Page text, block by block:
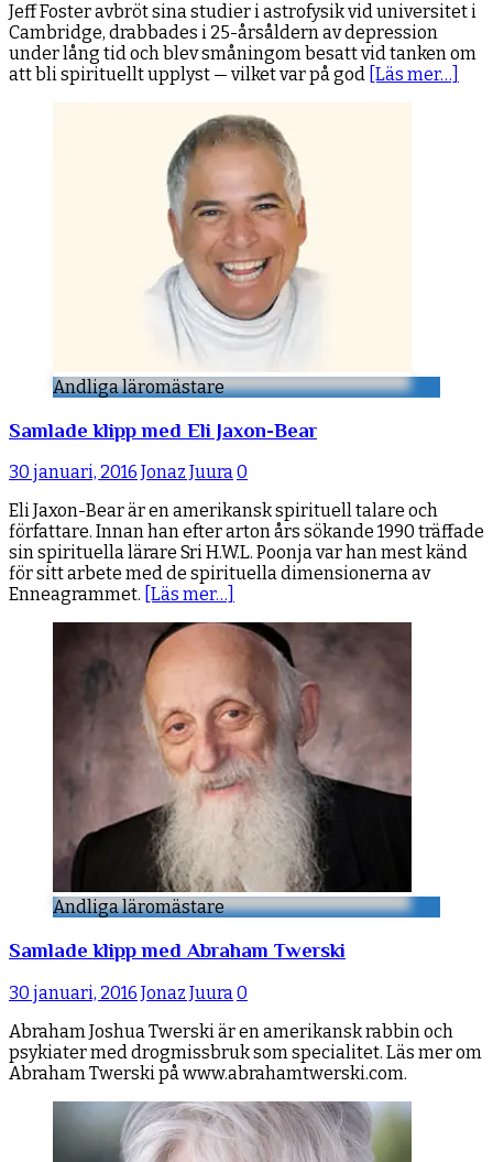
Jeff Foster avbröt sina studier i astrofysik vid universitet i
Cambridge, drabbades i 25-årsåldern av depression
under lång tid och blev småningom besatt vid tanken om
att bli spirituellt upplyst — vilket var på god [Läs mer…]
Andliga läromästare
Samlade klipp med Eli Jaxon-Bear
30 januari, 2016 Jonaz Juura0
Eli Jaxon-Bear är en amerikansk spirituell talare och
författare. Innan han efter arton års sökande 1990 träffade
sin spirituella lärare Sri H.W.L. Poonja var han mest känd
för sitt arbete med de spirituella dimensionerna av
Enneagrammet. [Läs mer…]
Andliga läromästare
Samlade klipp med Abraham Twerski
30 januari, 2016 Jonaz Juura0
Abraham Joshua Twerski är en amerikansk rabbin och
psykiater med drogmissbruk som specialitet. Läs mer om
Abraham Twerski på www.abrahamtwerski.com.